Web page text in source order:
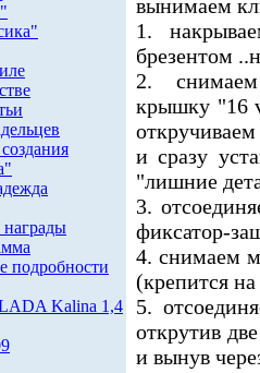
подробности
Kalina 1,4
вынимаем
1.
брезентом
2. снимаем
крышку "16
и сразу
"лишние
3.
фиксатор-
4. снимаем
(крепится
5.
открутив
и вынув